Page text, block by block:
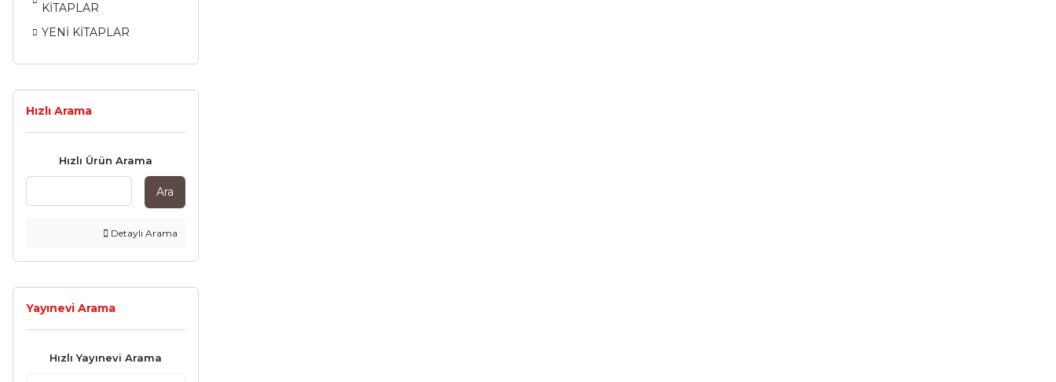
KİTAPLAR
YENİ KİTAPLAR
Hızlı Arama
Hızlı Ürün Arama
Ara
Detaylı Arama
Yayınevi Arama
Hızlı Yayınevi Arama